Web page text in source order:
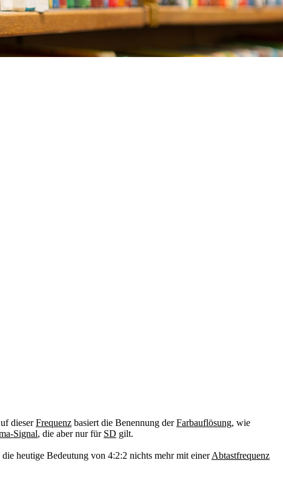
dieserFrequenz basiert die Benennung derFarbauflösung, wie
Signal, die aber nur für SD gilt.
heutige Bedeutung von 4:2:2 nichts mehr mit einerAbtastfrequenz